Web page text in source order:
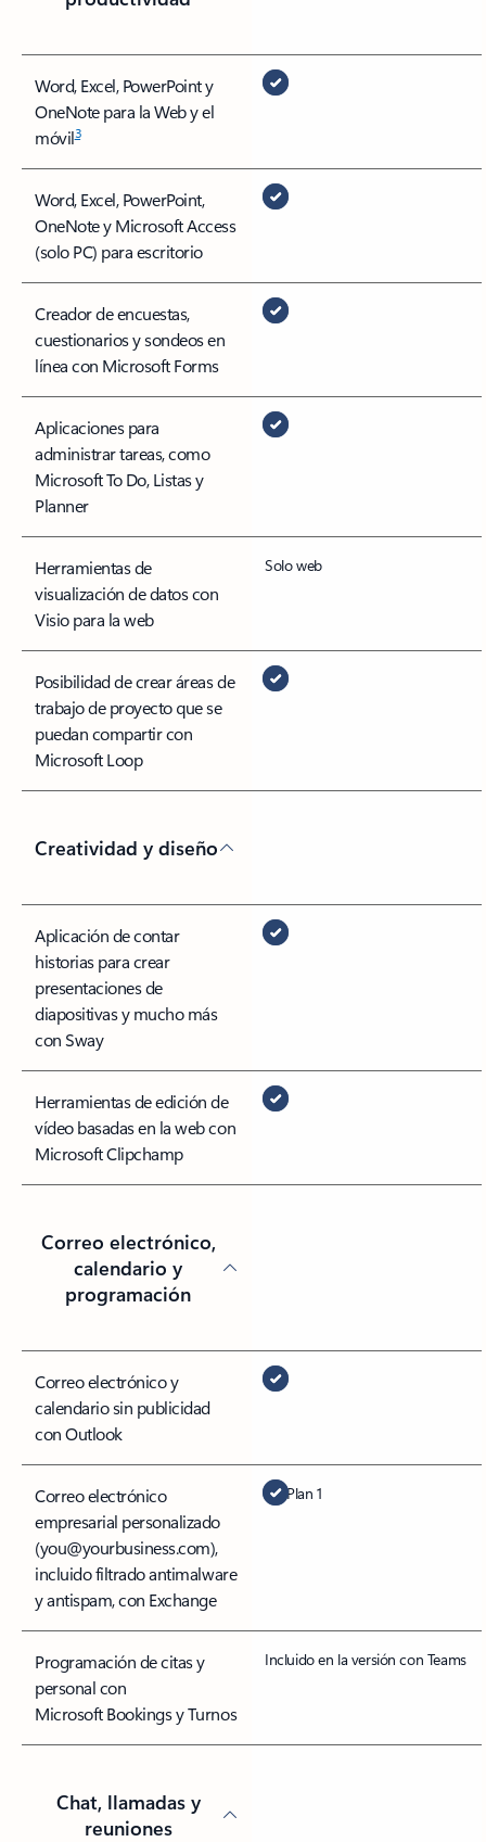
Word, Excel, PowerPoint y
OneNote para la Web y el
móvil3
Word, Excel, PowerPoint,
OneNote y Microsoft Access
(solo PC) para escritorio
Creador de encuestas,
cuestionarios y sondeos en
línea con Microsoft Forms
Aplicaciones para
administrar tareas, como
Microsoft To Do, Listas y
Planner
Herramientas de
visualización de datos con
Visio para la web
Solo web
Posibilidad de crear áreas de
trabajo de proyecto que se
puedan compartir con
Microsoft Loop
Creatividad y diseño
Aplicación de contar
historias para crear
presentaciones de
diapositivas y mucho más
con Sway
Herramientas de edición de
vídeo basadas en la web con
Microsoft Clipchamp
Correo electrónico,
calendario y
programación
Correo electrónico y
calendario sin publicidad
con Outlook
Correo electrónico
empresarial personalizado
(you@yourbusiness.com),
incluido filtrado antimalware
y antispam, con Exchange
Plan 1
Programación de citas y
personal con
Microsoft Bookings y Turnos
Incluido en la versión con Teams
Chat, llamadas y
reuniones